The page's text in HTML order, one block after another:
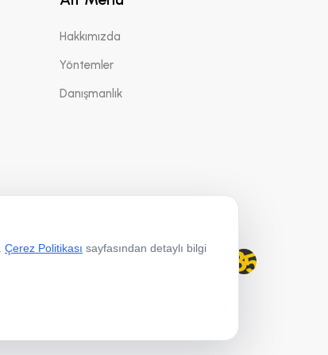
Hakkımızda
Yöntemler
Danışmanlık
Çerez Politikası sayfasından detaylı bilgi